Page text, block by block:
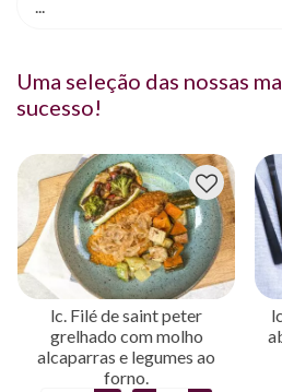
Uma seleção das nossas
sucesso!
lc. Filé de saint peter
grelhado com molho
alcaparras e legumes ao
forno.